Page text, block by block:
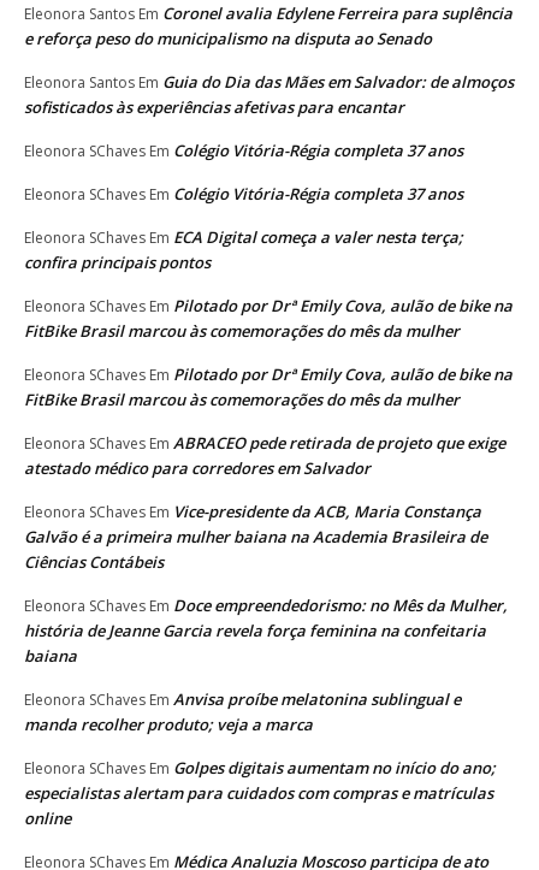
Eleonora Santos Em Coronel avalia Edylene Ferreira para suplência
e reforça peso do municipalismo na disputa ao Senado
Eleonora Santos Em Guia do Dia das Mães em Salvador: de almoços
sofisticados às experiências afetivas para encantar
Eleonora SChaves Em Colégio Vitória-Régia completa 37 anos
Eleonora SChaves Em Colégio Vitória-Régia completa 37 anos
Eleonora SChaves Em ECA Digital começa a valer nesta terça;
confira principais pontos
Eleonora SChaves Em Pilotado por Drª Emily Cova, aulão de bike na
FitBike Brasil marcou às comemorações do mês da mulher
Eleonora SChaves Em Pilotado por Drª Emily Cova, aulão de bike na
FitBike Brasil marcou às comemorações do mês da mulher
Eleonora SChaves Em ABRACEO pede retirada de projeto que exige
atestado médico para corredores em Salvador
Eleonora SChaves Em Vice-presidente da ACB, Maria Constança
Galvão é a primeira mulher baiana na Academia Brasileira de
Ciências Contábeis
Eleonora SChaves Em Doce empreendedorismo: no Mês da Mulher,
história de Jeanne Garcia revela força feminina na confeitaria
baiana
Eleonora SChaves Em Anvisa proíbe melatonina sublingual e
manda recolher produto; veja a marca
Eleonora SChaves Em Golpes digitais aumentam no início do ano;
especialistas alertam para cuidados com compras e matrículas
online
Eleonora SChaves Em Médica Analuzia Moscoso participa de ato